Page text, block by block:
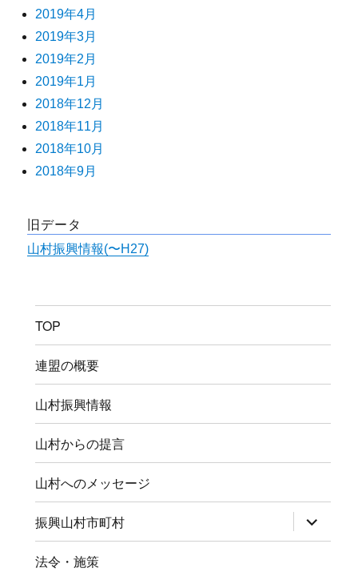
2019年4月
2019年3月
2019年2月
2019年1月
2018年12月
2018年11月
2018年10月
2018年9月
旧データ
山村振興情報(〜H27)
TOP
連盟の概要
山村振興情報
山村からの提言
山村へのメッセージ
振興山村市町村 サ
ブ
メ
法令・施策